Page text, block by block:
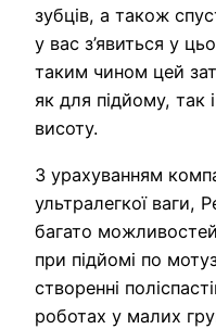
зубців, а також
у вас з’явиться у
таким чином цей
як для підйому, так
висоту.
З урахуванням
ультралегкої ваги,
багато
при підйомі по
створенні
роботах у малих